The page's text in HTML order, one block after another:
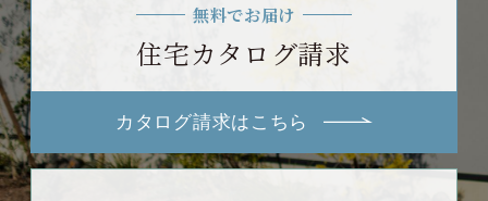
無料でお届け
住宅カタログ請求
カタログ請求はこちら